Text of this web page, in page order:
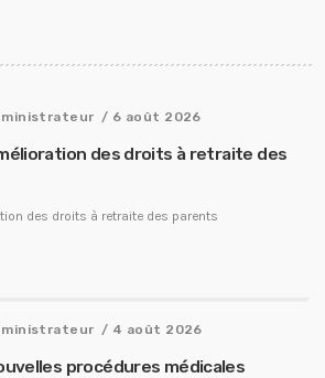
/ 6 août 2026
des droits à retraite des
des droits à retraite des parents
/ 4 août 2026
procédures médicales